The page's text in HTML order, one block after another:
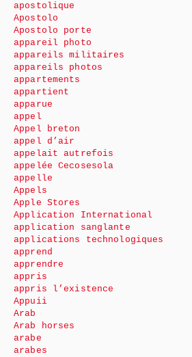
apostolique
Apostolo
Apostolo porte
appareil photo
appareils militaires
appareils photos
appartements
appartient
apparue
appel
Appel breton
appel d’air
appelait autrefois
appelée Cecosesola
appelle
Appels
Apple Stores
Application International
application sanglante
applications technologiques
apprend
apprendre
appris
appris l’existence
Appuii
Arab
Arab horses
arabe
arabes